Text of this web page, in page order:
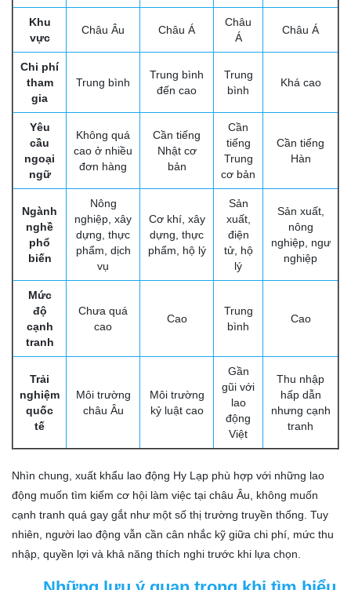
Khu
vực
Châu Âu Châu Á
Châu
Á
Châu Á
Chi phí
tham
gia
Trung bình
Trung bình
đến cao
Trung
bình
Khá cao
Yêu
cầu
ngoại
ngữ
Không quá
cao ở nhiều
đơn hàng
Cần tiếng
Nhật cơ
bản
Cần
tiếng
Trung
cơ bản
Cần tiếng
Hàn
Ngành
nghề
phổ
biến
Nông
nghiệp, xây
dựng, thực
phẩm, dịch
vụ
Cơ khí, xây
dựng, thực
phẩm, hộ lý
Sản
xuất,
điện
tử, hộ
lý
Sản xuất,
nông
nghiệp, ngư
nghiệp
Mức
độ
cạnh
tranh
Chưa quá
cao
Cao
Trung
bình
Cao
Trải
nghiệm
quốc
tế
Môi trường
châu Âu
Môi trường
kỷ luật cao
Gần
gũi với
lao
động
Việt
Thu nhập
hấp dẫn
nhưng cạnh
tranh
Nhìn chung, xuất khẩu lao động Hy Lạp phù hợp với những lao
động muốn tìm kiếm cơ hội làm việc tại châu Âu, không muốn
cạnh tranh quá gay gắt như một số thị trường truyền thống. Tuy
nhiên, người lao động vẫn cần cân nhắc kỹ giữa chi phí, mức thu
nhập, quyền lợi và khả năng thích nghi trước khi lựa chọn.